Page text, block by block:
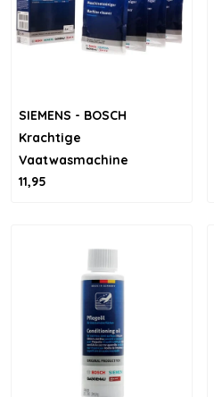
SIEMENS - BOSCH
Krachtige
Vaatwasmachine
Reiniger - 4x45g
11,95